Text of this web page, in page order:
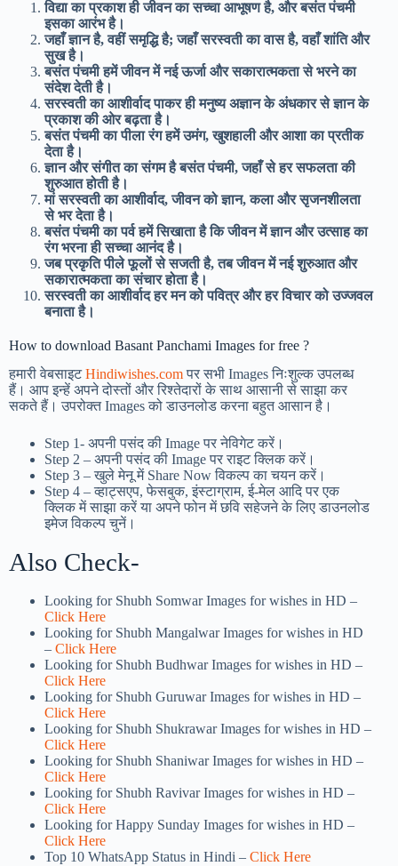
विद्या का प्रकाश ही जीवन का सच्चा आभूषण है, और बसंत पंचमी
इसका आरंभ है।
जहाँ ज्ञान है, वहीं समृद्धि है; जहाँ सरस्वती का वास है, वहाँ शांति और
सुख है।
बसंत पंचमी हमें जीवन में नई ऊर्जा और सकारात्मकता से भरने का
संदेश देती है।
सरस्वती का आशीर्वाद पाकर ही मनुष्य अज्ञान के अंधकार से ज्ञान के
प्रकाश की ओर बढ़ता है।
बसंत पंचमी का पीला रंग हमें उमंग, खुशहाली और आशा का प्रतीक
देता है।
ज्ञान और संगीत का संगम है बसंत पंचमी, जहाँ से हर सफलता की
शुरुआत होती है।
मां सरस्वती का आशीर्वाद, जीवन को ज्ञान, कला और सृजनशीलता
से भर देता है।
बसंत पंचमी का पर्व हमें सिखाता है कि जीवन में ज्ञान और उत्साह का
रंग भरना ही सच्चा आनंद है।
जब प्रकृति पीले फूलों से सजती है, तब जीवन में नई शुरुआत और
सकारात्मकता का संचार होता है।
सरस्वती का आशीर्वाद हर मन को पवित्र और हर विचार को उज्जवल
बनाता है।
How to download Basant Panchami Images for free ?
हमारी वेबसाइटHindiwishes.comपर सभी Images निःशुल्क उपलब्ध
हैं। आप इन्हें अपने दोस्तों और रिश्तेदारों के साथ आसानी से साझा कर
सकते हैं। उपरोक्त Images को डाउनलोड करना बहुत आसान है।
Step 1- अपनी पसंद की Image पर नेविगेट करें।
Step 2 – अपनी पसंद की Image पर राइट क्लिक करें।
Step 3 – खुले मेनू में Share Now विकल्प का चयन करें।
Step 4 – व्हाट्सएप, फेसबुक, इंस्टाग्राम, ई-मेल आदि पर एक
क्लिक में साझा करें या अपने फोन में छवि सहेजने के लिए डाउनलोड
इमेज विकल्प चुनें।
Also Check-
Looking for Shubh Somwar Images for wishes in HD –
Click Here
Looking for Shubh Mangalwar Images for wishes in HD
– Click Here
Looking for Shubh Budhwar Images for wishes in HD –
Click Here
Looking for Shubh Guruwar Images for wishes in HD –
Click Here
Looking for Shubh Shukrawar Images for wishes in HD –
Click Here
Looking for Shubh Shaniwar Images for wishes in HD –
Click Here
Looking for Shubh Ravivar Images for wishes in HD –
Click Here
Looking for Happy Sunday Images for wishes in HD –
Click Here
Top 10 WhatsApp Status in Hindi – Click Here